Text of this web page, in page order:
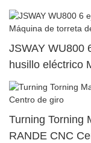
JSWAY WU800
husillo eléctrico
superior dual44
Turning Torning
RANDE CNC